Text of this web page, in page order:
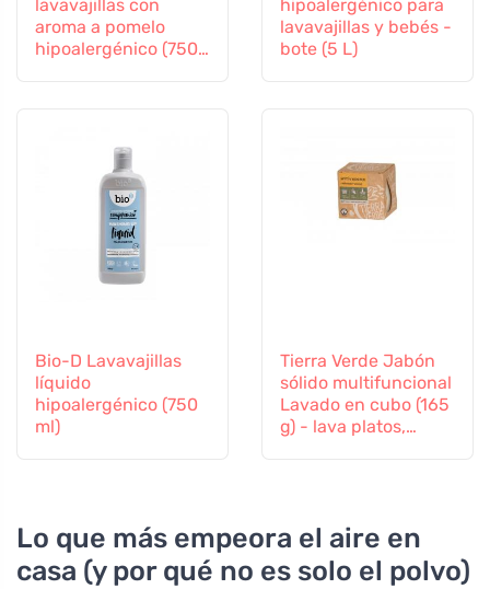
lavavajillas con
aroma a pomelo
hipoalergénico (750
hipoalergénico para
lavavajillas y bebés -
bote (5 L)
Bio-D Lavavajillas
líquido
hipoalergénico (750
ml)
Tierra Verde Jabón
sólido multifuncional
Lavado en cubo (165
g) - lava platos,
Lo que más empeora el aire en
casa (y por qué no es solo el polvo)